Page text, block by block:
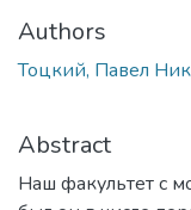
Authors
Тоцкий, Павел
Abstract
Наш факультет с